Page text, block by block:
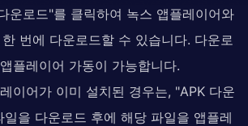
운로드"를 클릭하여 녹스 앱플레이어와
번에 다운로드할 수 있습니다. 다운로
플레이어 가동이 가능합니다.
이어가 이미 설치된 경우는, "APK 다운
일을 다운로드 후에 해당 파일을 앱플레